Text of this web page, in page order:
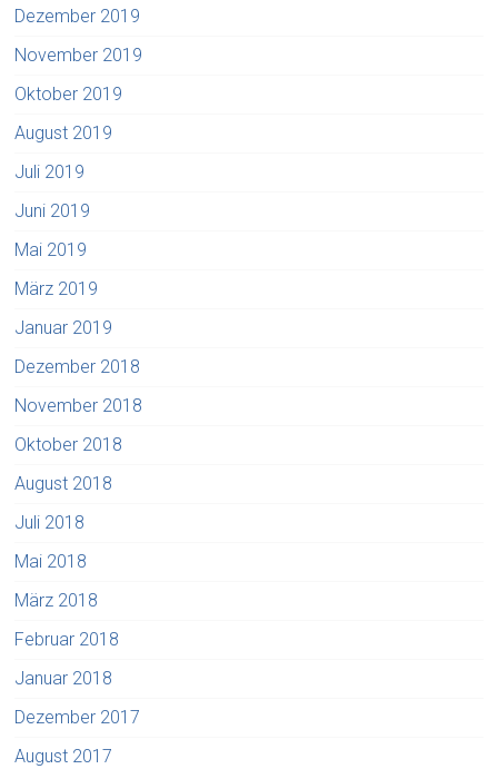
Dezember 2019
November 2019
Oktober 2019
August 2019
Juli 2019
Juni 2019
Mai 2019
März 2019
Januar 2019
Dezember 2018
November 2018
Oktober 2018
August 2018
Juli 2018
Mai 2018
März 2018
Februar 2018
Januar 2018
Dezember 2017
August 2017